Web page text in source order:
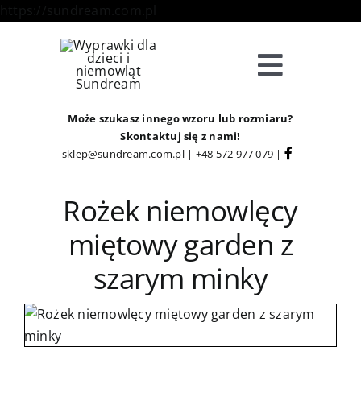
Toggle
Sklep
Strefa Klienta
Informacje
Może szukasz innego wzoru lub rozmiaru?
Skontaktuj się z nami!
sklep@sundream.com.pl| +48 572 977 079 |
Rożek niemowlęcy
miętowy garden z
szarym minky